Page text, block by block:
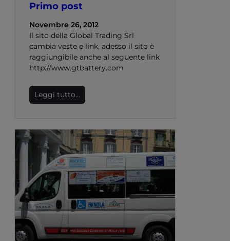
Primo post
Novembre 26, 2012
Il sito della Global Trading Srl
cambia veste e link, adesso il sito è
raggiungibile anche al seguente link
http://www.gtbattery.com
Leggi tutto…